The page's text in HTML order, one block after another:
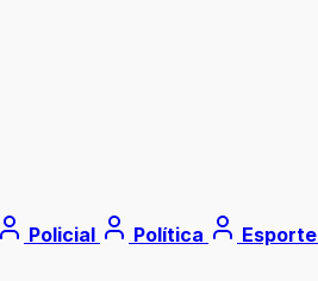
Policial Política Esporte